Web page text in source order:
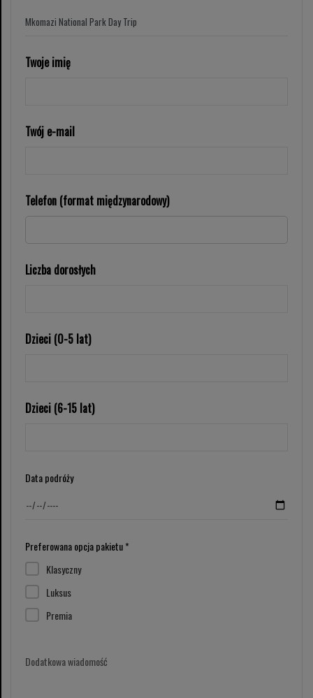
Twoje imię
Twój e-mail
Telefon (format międzynarodowy)
Liczba dorosłych
Dzieci (0-5 lat)
Dzieci (6-15 lat)
Data podróży
Preferowana opcja pakietu *
Klasyczny
Luksus
Premia
Dodatkowa wiadomość